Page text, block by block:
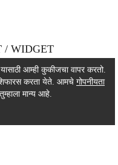
/ WIDGET
/ WIDGET
/ WIDGET
आम्ही कुकीजचा वापर करतो.
करता येते. आमचे गोपनीयता
मान्य आहे.